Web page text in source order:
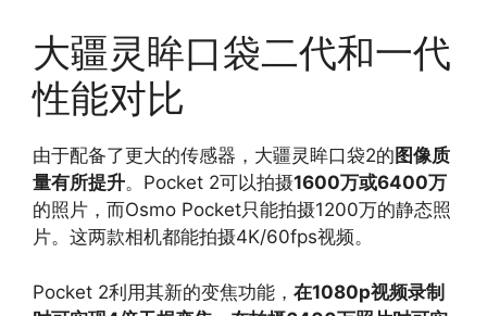
大疆灵眸口袋二代和一代
性能对比
由于配备了更大的传感器，大疆灵眸口袋2的 图像质
量有所提升。Pocket 2可以拍摄1600万或6400万
的照片，而Osmo Pocket只能拍摄1200万的静态照
片。这两款相机都能拍摄4K/60fps视频。
Pocket 2利用其新的变焦功能， 在1080p视频录制